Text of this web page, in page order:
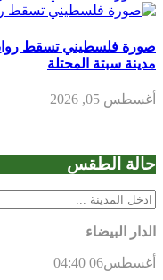
صورة فلسطيني تسقط
مدينة سبتة المحتلة
أغسطس 05, 2026
حالة الطقس
الدار البيضاء
أغسطس06 04:40